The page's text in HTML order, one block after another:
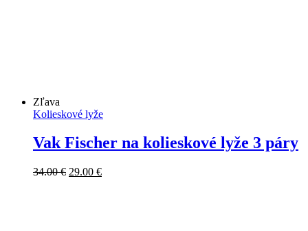
Zľava
Kolieskové lyže
Vak Fischer na kolieskové lyže 3 páry
34.00€ Pôvodná
29.00 €Aktuálna